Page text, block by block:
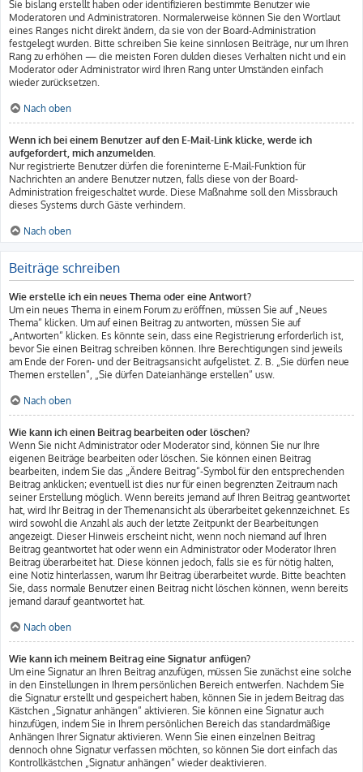
Sie bislang erstellt haben oder identifizieren bestimmte Benutzer wie
Moderatoren und Administratoren. Normalerweise können Sie den Wortlaut
eines Ranges nicht direkt ändern, da sie von der Board-Administration
festgelegt wurden. Bitte schreiben Sie keine sinnlosen Beiträge, nur um Ihren
Rang zu erhöhen — die meisten Foren dulden dieses Verhalten nicht und ein
Moderator oder Administrator wird Ihren Rang unter Umständen einfach
wieder zurücksetzen.
Nach oben
Wenn ich bei einem Benutzer auf den E-Mail-Link klicke, werde ich
aufgefordert, mich anzumelden.
Nur registrierte Benutzer dürfen die foreninterne E-Mail-Funktion für
Nachrichten an andere Benutzer nutzen, falls diese von der Board-
Administration freigeschaltet wurde. Diese Maßnahme soll den Missbrauch
dieses Systems durch Gäste verhindern.
Nach oben
Beiträge schreiben
Wie erstelle ich ein neues Thema oder eine Antwort?
Um ein neues Thema in einem Forum zu eröffnen, müssen Sie auf „Neues
Thema“ klicken. Um auf einen Beitrag zu antworten, müssen Sie auf
„Antworten“ klicken. Es könnte sein, dass eine Registrierung erforderlich ist,
bevor Sie einen Beitrag schreiben können. Ihre Berechtigungen sind jeweils
am Ende der Foren- und der Beitragsansicht aufgelistet. Z. B. „Sie dürfen neue
Themen erstellen“, „Sie dürfen Dateianhänge erstellen“ usw.
Nach oben
Wie kann ich einen Beitrag bearbeiten oder löschen?
Wenn Sie nicht Administrator oder Moderator sind, können Sie nur Ihre
eigenen Beiträge bearbeiten oder löschen. Sie können einen Beitrag
bearbeiten, indem Sie das „Ändere Beitrag“-Symbol für den entsprechenden
Beitrag anklicken; eventuell ist dies nur für einen begrenzten Zeitraum nach
seiner Erstellung möglich. Wenn bereits jemand auf Ihren Beitrag geantwortet
hat, wird Ihr Beitrag in der Themenansicht als überarbeitet gekennzeichnet. Es
wird sowohl die Anzahl als auch der letzte Zeitpunkt der Bearbeitungen
angezeigt. Dieser Hinweis erscheint nicht, wenn noch niemand auf Ihren
Beitrag geantwortet hat oder wenn ein Administrator oder Moderator Ihren
Beitrag überarbeitet hat. Diese können jedoch, falls sie es für nötig halten,
eine Notiz hinterlassen, warum Ihr Beitrag überarbeitet wurde. Bitte beachten
Sie, dass normale Benutzer einen Beitrag nicht löschen können, wenn bereits
jemand darauf geantwortet hat.
Nach oben
Wie kann ich meinem Beitrag eine Signatur anfügen?
Um eine Signatur an Ihren Beitrag anzufügen, müssen Sie zunächst eine solche
in den Einstellungen in Ihrem persönlichen Bereich entwerfen. Nachdem Sie
die Signatur erstellt und gespeichert haben, können Sie in jedem Beitrag das
Kästchen „Signatur anhängen“ aktivieren. Sie können eine Signatur auch
hinzufügen, indem Sie in Ihrem persönlichen Bereich das standardmäßige
Anhängen Ihrer Signatur aktivieren. Wenn Sie einen einzelnen Beitrag
dennoch ohne Signatur verfassen möchten, so können Sie dort einfach das
Kontrollkästchen „Signatur anhängen“ wieder deaktivieren.